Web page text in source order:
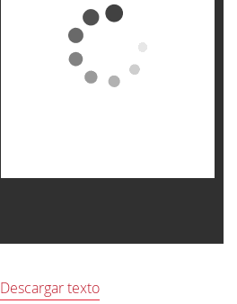
disponible
Descargar texto